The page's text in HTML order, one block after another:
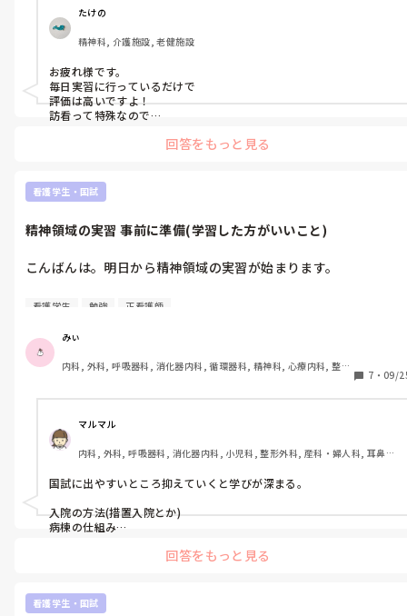
のくらいなのでしょうか。
完璧じゃなくてもいい、三角でいいから振り返りをちゃんとしな
さいと今まで教わってその通りにしてきたのに今回いきなりレベ
ルが変わった気がして……今の学校でしか実習に行ったことはも
ちろんないので他のところはどうなのかも気になります。お時間
ある時コメントお願いします。
他のステーションでは1日多くて3件ですが私のところは4-5件同
行訪問します。前々日までに全ての療養者さんの情報収集を満遍
なくして調べあげなければいけないので正直かなりしんどいで
す。寝れてませんし。
でも他のところは記録する時間をくれたり情報収集も最低限年齢
と疾患だけ知ってればあとは教えてくれるという神ステーション
ところだけ求められてるレベルがほかより高くて…看護学生に求
めるレベルとしては真っ当ですが他メンバーが明らかに楽なんで
響してきます。絶対評価低いです。しかも相方のお子さんが気管
ぎて疲れも取れないし毎日帰った瞬間寝る→2時から記録すると
逃げ出したい……😭
たけの
精神科, 介護施設, 老健施設
お疲れ様です。
毎日実習に行っているだけで
評価は高いですよ！
訪看って特殊なので
つらいと思いますが大丈夫だと
思いますよ！
回答をもっと見る
看護学生・国試
精神領域の実習 事前に準備(学習した方がいいこと)
こんばんは。明日から精神領域の実習が始まります。
認知症病院の精神病棟に行く予定で、アルツハイマー型認知症と
いては調べました。
あと向精神薬の副作用である錐体外路症状とか悪性症候群は何か
とか、よく使う理論家や、ノルアドレナリン・セロトニン・ドパ
ミンの関係性など。
でも、精神科ならではで知っといた方がいいこと・覚えた方がい
いことがまだまだ沢山あると思うんです。初めて精神疾患患者さ
んと関わるので不安です😇
ここ知っとくといいよ！など教えて頂きたいです。よろしくお願
いしますm(*_ _)m
看護学生 勉強 正看護師
みぃ
内科, 外科, 呼吸器科, 消化器内科, 循環器科, 精神科, 心療内科, 整形
科, 消化器外科, 一般病院, 慢性期, 回復期, 終末期, オペ室, 透析
7 ・ 09/
マルマル
内科, 外科, 呼吸器科, 消化器内科, 小児科, 整形外科, 産科・婦人科, 耳鼻咽
HCU, プリセプター, 病棟, リーダー, 神経内科, 脳神経外科, GCU, 消化器
外科, 一般病院, 大学病院, 慢性期, 終末期, オペ室
国試に出やすいところ抑えていくと学びが深まる。
入院の方法(措置入院とか)
病棟の仕組み
実際に国試の問題解く時によく病棟の構造思い出して関連付けてた
回答をもっと見る
看護学生・国試